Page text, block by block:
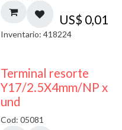
US$ 0,01
Inventario: 418224
50% DESCUENTO
Terminal resorte
Y17/2.5X4mm/NP x
und
Cod: 05081